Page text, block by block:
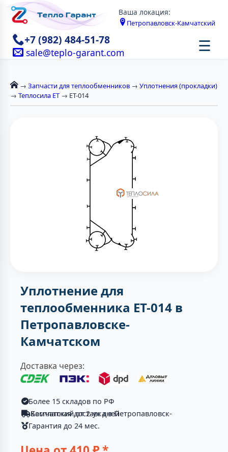
Ваша локация:
Петропавловск-Камчатский
+7 (982) 484-51-78
sale@teplo-garant.com ☰
→ Запчасти для теплообменников → Уплотнения (прокладки)
→ Теплосила ЕТ → ЕТ-014
Уплотнение для
теплообменника ЕТ-014 в
Петропавловске-
Камчатском
Доставка через:
Более 15 складов по РФ
Бесплатная доставка в Петропавловск-Камчатский от 2-ух дней
Гарантия до 24 мес.